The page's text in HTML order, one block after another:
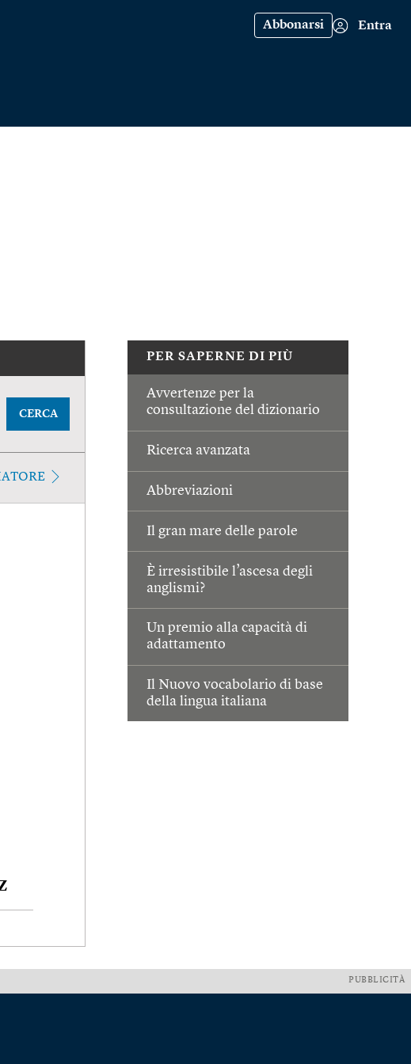
Abbonarsi Entra
PER SAPERNE DI PIÙ
Avvertenze per la
consultazione del dizionario
Ricerca avanzata
Abbreviazioni
Il gran mare delle parole
È irresistibile l’ascesa degli
anglismi?
Un premio alla capacità di
adattamento
Il Nuovo vocabolario di base
della lingua italiana
CERCA
PUBBLICITÀ